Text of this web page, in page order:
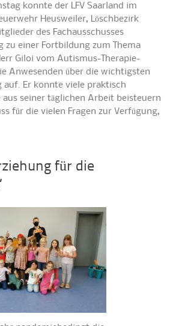
konnte der LFV Saarland im
Heusweiler, Löschbezirk
des Fachausschusses
zu einer Fortbildung zum Thema
Giloi vom Autismus-Therapie-
Anwesenden über die wichtigsten
auf. Er konnte viele praktisch
aus seiner täglichen Arbeit beisteuern
für die vielen Fragen zur Verfügung,
für die